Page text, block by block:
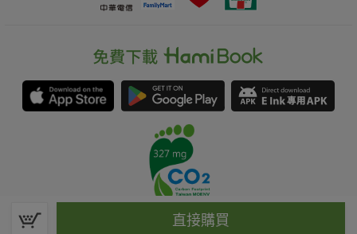
直接購買